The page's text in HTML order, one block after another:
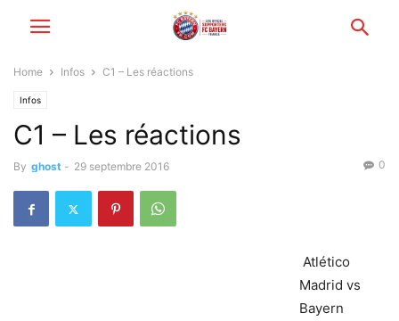
Home Infos C1 – Les réactions
Infos
C1 – Les réactions
By ghost - 29 septembre 2016 0
Atlético
Madrid vs
Bayern